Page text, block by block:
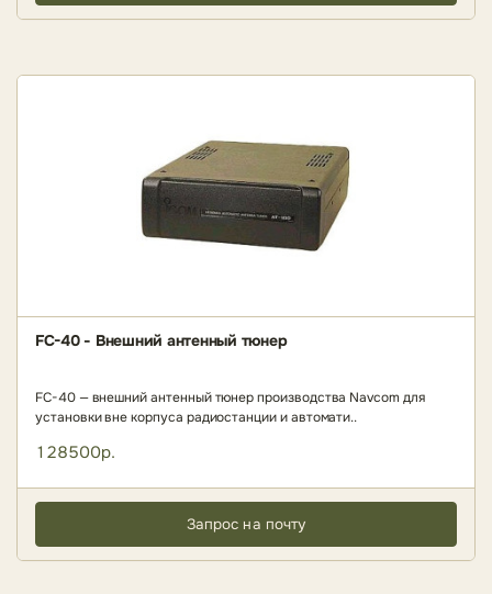
FC-40 - Внешний антенный тюнер
FC-40 — внешний антенный тюнер производства Navcom для
установки вне корпуса радиостанции и автомати..
128500р.
Запрос на почту